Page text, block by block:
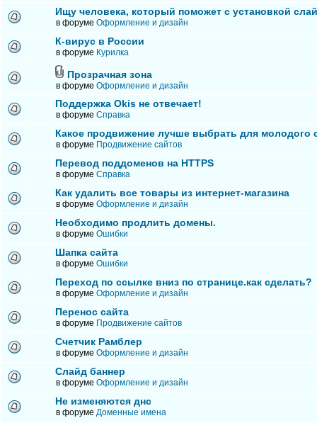
Ищу человека, который поможет с установкой
в форуме Оформление и дизайн
К-вирус в России
в форуме Курилка
Прозрачная зона
в форуме Оформление и дизайн
Поддержка Okis не отвечает!
в форуме Справка
Какое продвижение лучше выбрать для молодого
в форуме Продвижение сайтов
Перевод поддоменов на HTTPS
в форуме Справка
Как удалить все товары из интернет-магазина
в форуме Оформление и дизайн
Необходимо продлить домены.
в форуме Ошибки
Шапка сайта
в форуме Ошибки
Переход по ссылке вниз по странице.как сделать?
в форуме Оформление и дизайн
Перенос сайта
в форуме Продвижение сайтов
Счетчик Рамблер
в форуме Оформление и дизайн
Слайд баннер
в форуме Оформление и дизайн
Не изменяются днс
в форуме Доменные имена